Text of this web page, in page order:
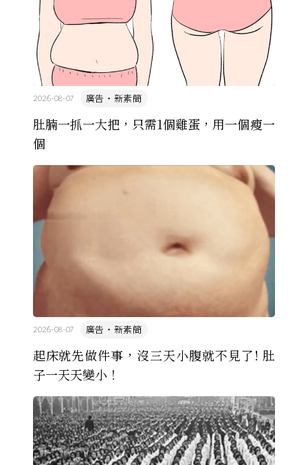
肚腩一抓一大把，只需1個雞蛋，用一個瘦一
個
廣告・新素簡
2026-08-07
起床就先做件事，沒三天小腹就不見了! 肚
子一天天變小！
廣告・新素簡
2026-08-07